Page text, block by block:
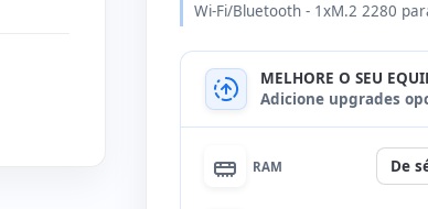
Wi-Fi/Bluetooth - 1xM.2 2280
MELHORE O SEU
Adicione upgrades
RAM